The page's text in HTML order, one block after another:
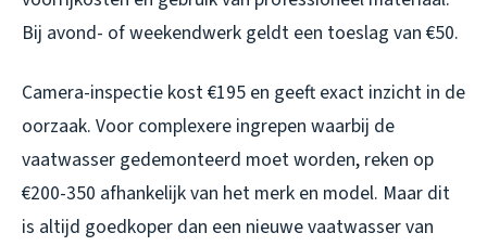
Bij avond- of weekendwerk geldt een toeslag van €50.
Camera-inspectie kost €195 en geeft exact inzicht in de
oorzaak. Voor complexere ingrepen waarbij de
vaatwasser gedemonteerd moet worden, reken op
€200-350 afhankelijk van het merk en model. Maar dit
is altijd goedkoper dan een nieuwe vaatwasser van